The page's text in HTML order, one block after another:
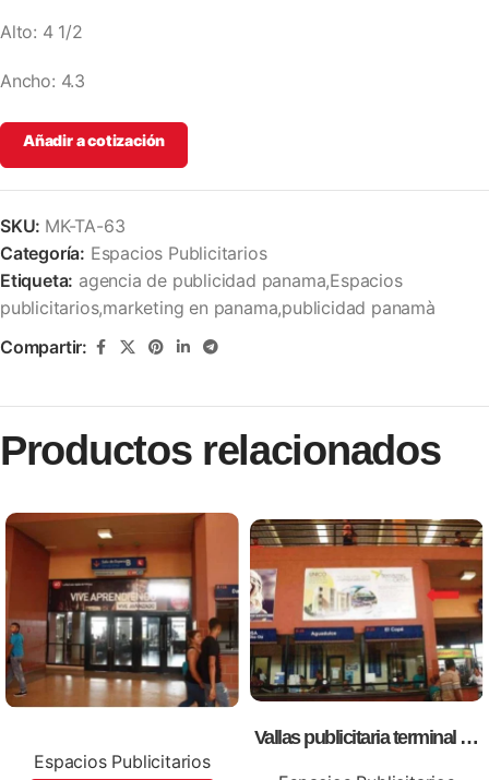
Alto: 4 1/2
Ancho: 4.3
Añadir a cotización
SKU: MK-TA-63
Categoría: Espacios Publicitarios
Etiqueta: agencia de publicidad panama,Espacios
publicitarios,marketing en panama,publicidad panamà
Compartir:
Productos relacionados
Espacios Publicitarios
Vallas publicitaria terminal de